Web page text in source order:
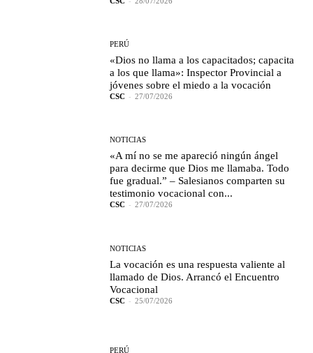
PERÚ
«Dios no llama a los capacitados; capacita
a los que llama»: Inspector Provincial a
jóvenes sobre el miedo a la vocación
CSC - 27/07/2026
NOTICIAS
«A mí no se me apareció ningún ángel
para decirme que Dios me llamaba. Todo
fue gradual.” – Salesianos comparten su
testimonio vocacional con...
CSC - 27/07/2026
NOTICIAS
La vocación es una respuesta valiente al
llamado de Dios. Arrancó el Encuentro
Vocacional
CSC - 25/07/2026
PERÚ